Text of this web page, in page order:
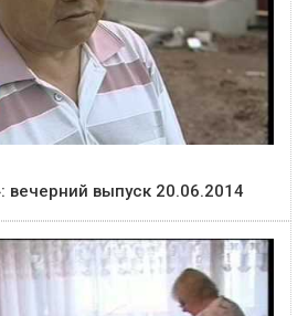
вечерний выпуск 20.06.2014